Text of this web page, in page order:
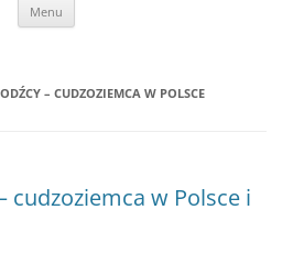
Menu
– CUDZOZIEMCA W POLSCE
cudzoziemca w Polsce i